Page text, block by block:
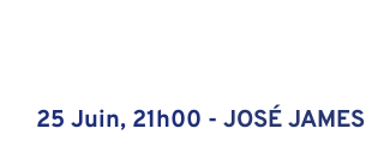
25 Juin, 21h00 - JOSÉ JAMES